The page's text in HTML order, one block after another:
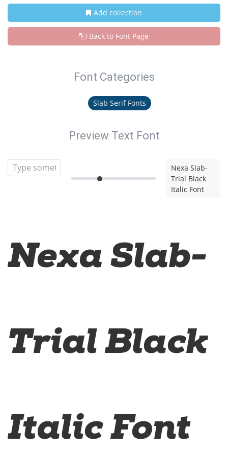
Add collection
Back to Font Page
Font Categories
Slab Serif Fonts
Preview Text Font
Nexa Slab-
Trial Black
Italic Font
Nexa Slab-
Trial Black
Italic Font